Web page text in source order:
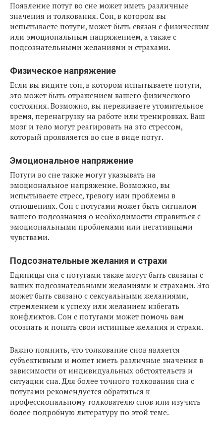
Появление потуг во сне может иметь различные
значения и толкования. Сон, в котором вы
испытываете потуги, может быть связан с физическим
или эмоциональным напряжением, а также с
подсознательными желаниями и страхами.
Физическое напряжение
Если вы видите сон, в котором испытываете потуги,
это может быть отражением вашего физического
состояния. Возможно, вы переживаете утомительное
время, перенагрузку на работе или тренировках. Ваш
мозг и тело могут реагировать на это стрессом,
который проявляется во сне в виде потуг.
Эмоциональное напряжение
Потуги во сне также могут указывать на
эмоциональное напряжение. Возможно, вы
испытываете стресс, тревогу или проблемы в
отношениях. Сон с потугами может быть сигналом
вашего подсознания о необходимости справиться с
эмоциональными проблемами или негативными
чувствами.
Подсознательные желания и страхи
Единицы сна с потугами также могут быть связаны с
ваших подсознательными желаниями и страхами. Это
может быть связано с сексуальными желаниями,
стремлением к успеху или желанием избегать
конфликтов. Сон с потугами может помочь вам
осознать и понять свои истинные желания и страхи.
Важно помнить, что толкование снов является
субъективным и может иметь различные значения в
зависимости от индивидуальных обстоятельств и
ситуации сна. Для более точного толкования сна с
потугами рекомендуется обратиться к
профессиональному толкователю снов или изучить
более подробную литературу по этой теме.